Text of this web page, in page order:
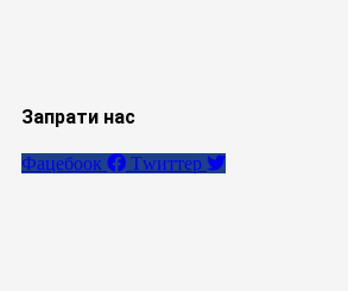
Запрати нас
Фацебоок Тwиттер